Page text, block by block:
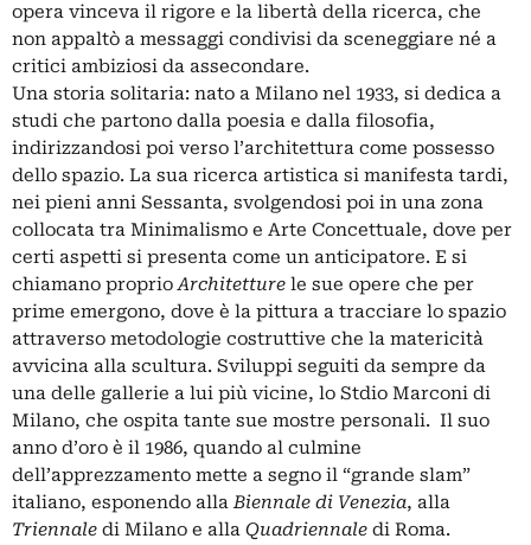
opera vinceva il rigore e la libertà della ricerca, che
non appaltò a messaggi condivisi da sceneggiare né a
critici ambiziosi da assecondare.
Una storia solitaria: nato a Milano nel 1933, si dedica a
studi che partono dalla poesia e dalla filosofia,
indirizzandosi poi verso l’architettura come possesso
dello spazio. La sua ricerca artistica si manifesta tardi,
nei pieni anni Sessanta, svolgendosi poi in una zona
collocata tra Minimalismo e Arte Concettuale, dove per
certi aspetti si presenta come un anticipatore. E si
chiamano proprioArchitetture le sue opere che per
prime emergono, dove è la pittura a tracciare lo spazio
attraverso metodologie costruttive che la matericità
avvicina alla scultura. Sviluppi seguiti da sempre da
una delle gallerie a lui più vicine, lo Stdio Marconi di
Milano, che ospita tante sue mostre personali. Il suo
anno d’oro è il 1986, quando al culmine
dell’apprezzamento mette a segno il “grande slam”
italiano, esponendo allaBiennale di Venezia, alla
Triennale di Milano e alla Quadriennale di Roma.